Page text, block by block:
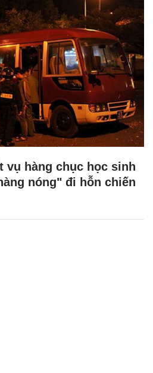
vụ hàng chục học sinh
nóng" đi hỗn chiến